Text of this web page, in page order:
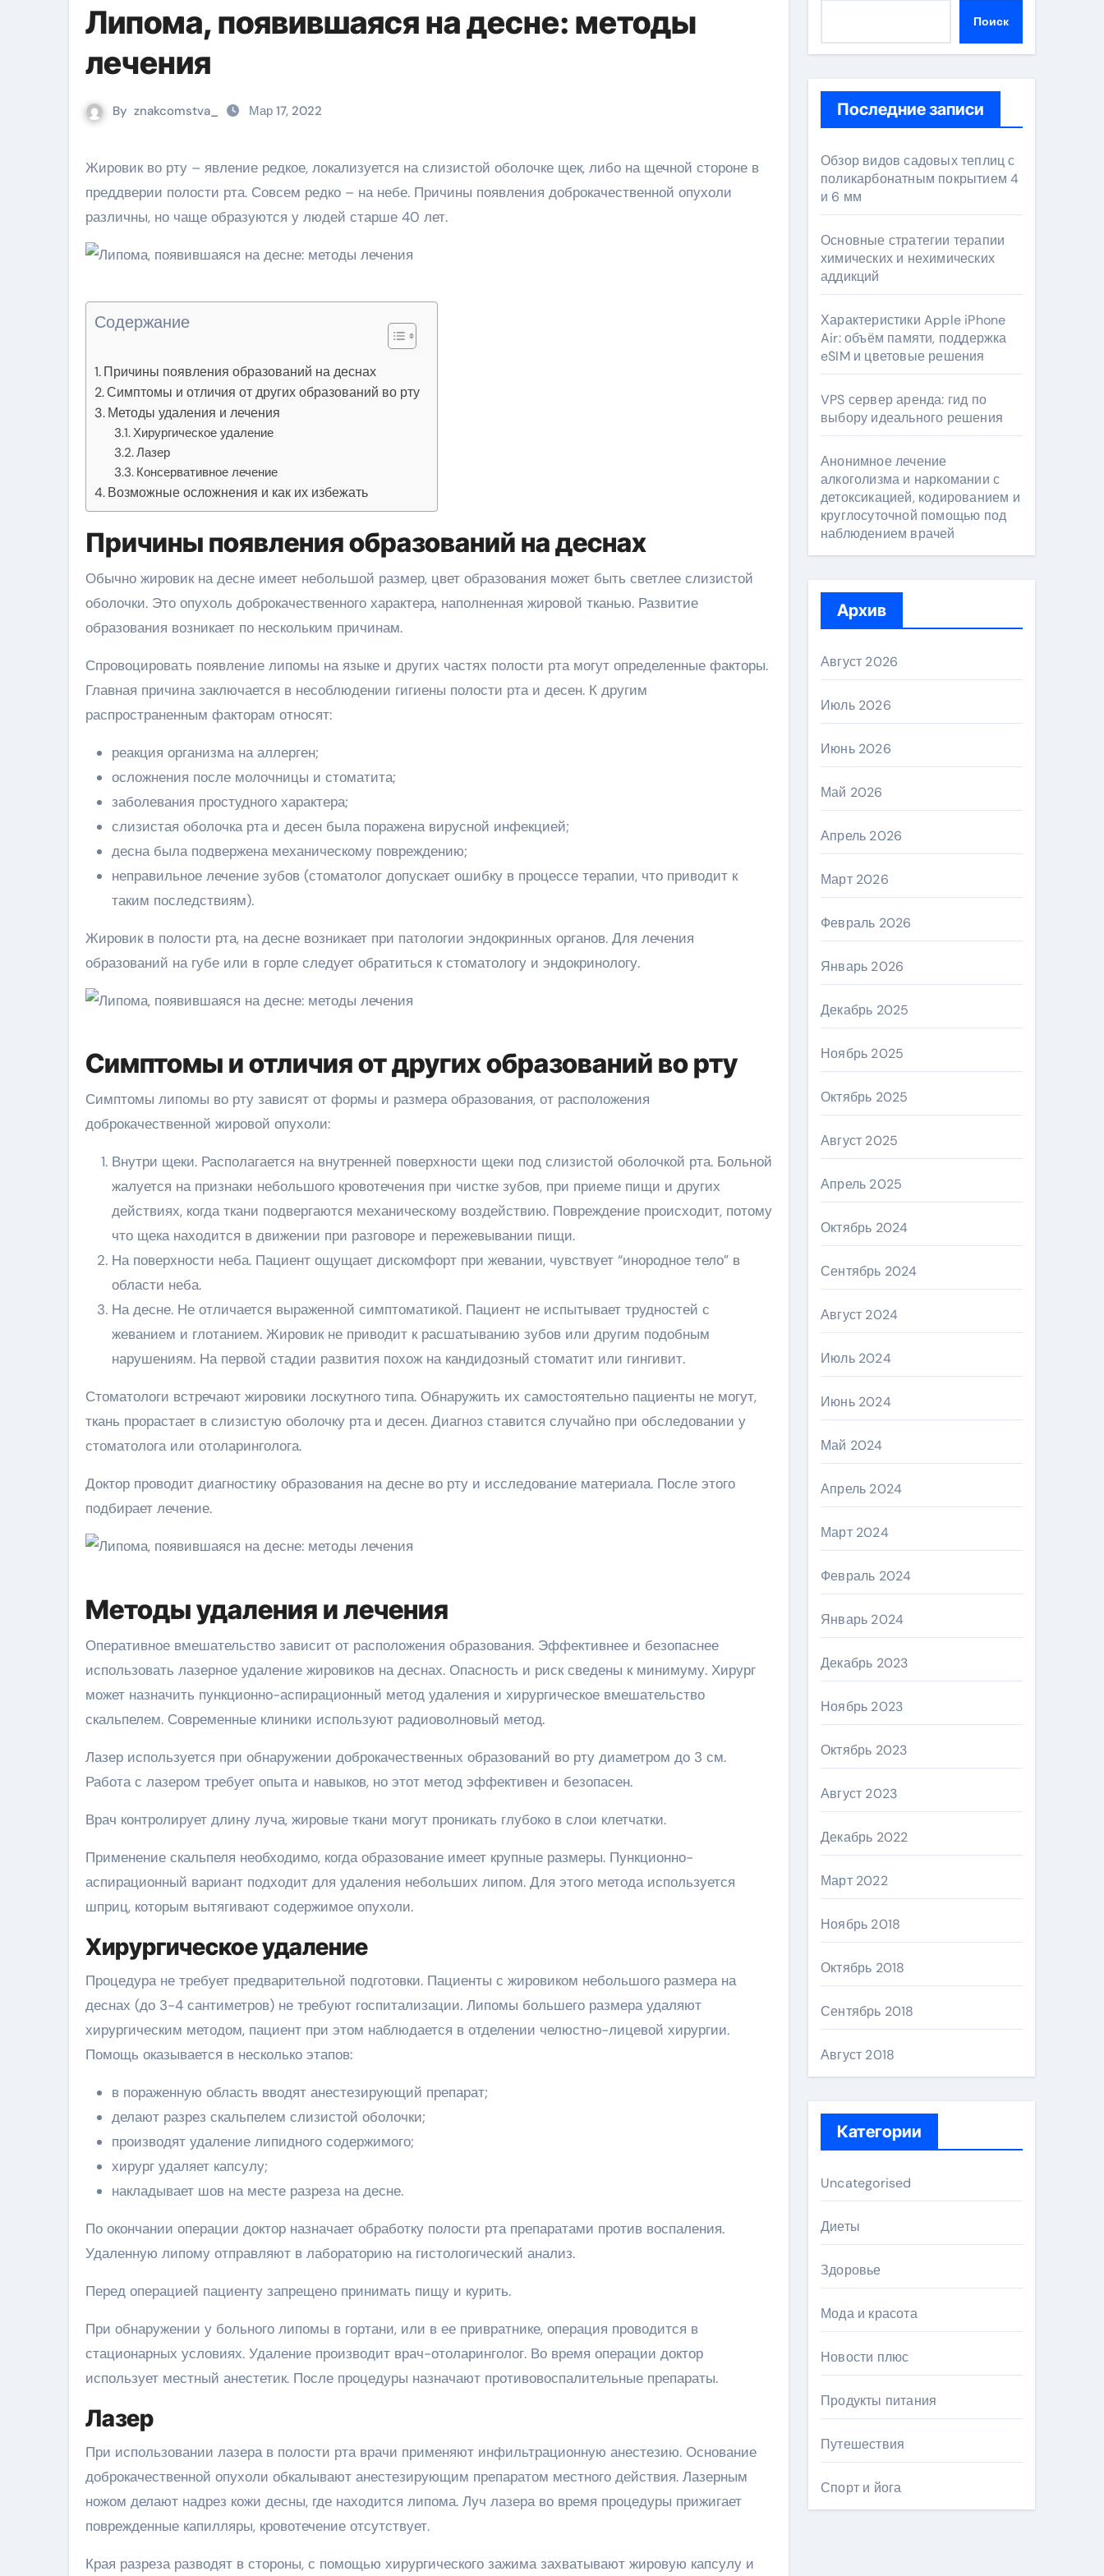
Липома, появившаяся на десне: методы
лечения
By znakcomstva_ Мар 17, 2022
Жировик во рту – явление редкое, локализуется на слизистой оболочке щек, либо на щечной стороне в
преддверии полости рта. Совсем редко – на небе. Причины появления доброкачественной опухоли
различны, но чаще образуются у людей старше 40 лет.
Содержание
Причины появления образований на деснах
Симптомы и отличия от других образований во рту
Методы удаления и лечения
Хирургическое удаление
Лазер
Консервативное лечение
Возможные осложнения и как их избежать
Причины появления образований на деснах
Обычно жировик на десне имеет небольшой размер, цвет образования может быть светлее слизистой
оболочки. Это опухоль доброкачественного характера, наполненная жировой тканью. Развитие
образования возникает по нескольким причинам.
Спровоцировать появление липомы на языке и других частях полости рта могут определенные факторы.
Главная причина заключается в несоблюдении гигиены полости рта и десен. К другим
распространенным факторам относят:
реакция организма на аллерген;
осложнения после молочницы и стоматита;
заболевания простудного характера;
слизистая оболочка рта и десен была поражена вирусной инфекцией;
десна была подвержена механическому повреждению;
неправильное лечение зубов (стоматолог допускает ошибку в процессе терапии, что приводит к
таким последствиям).
Жировик в полости рта, на десне возникает при патологии эндокринных органов. Для лечения
образований на губе или в горле следует обратиться к стоматологу и эндокринологу.
Симптомы и отличия от других образований во рту
Симптомы липомы во рту зависят от формы и размера образования, от расположения
доброкачественной жировой опухоли:
Внутри щеки. Располагается на внутренней поверхности щеки под слизистой оболочкой рта. Больной
жалуется на признаки небольшого кровотечения при чистке зубов, при приеме пищи и других
действиях, когда ткани подвергаются механическому воздействию. Повреждение происходит, потому
что щека находится в движении при разговоре и пережевывании пищи.
На поверхности неба. Пациент ощущает дискомфорт при жевании, чувствует “инородное тело” в
области неба.
На десне. Не отличается выраженной симптоматикой. Пациент не испытывает трудностей с
жеванием и глотанием. Жировик не приводит к расшатыванию зубов или другим подобным
нарушениям. На первой стадии развития похож на кандидозный стоматит или гингивит.
Стоматологи встречают жировики лоскутного типа. Обнаружить их самостоятельно пациенты не могут,
ткань прорастает в слизистую оболочку рта и десен. Диагноз ставится случайно при обследовании у
стоматолога или отоларинголога.
Доктор проводит диагностику образования на десне во рту и исследование материала. После этого
подбирает лечение.
Методы удаления и лечения
Оперативное вмешательство зависит от расположения образования. Эффективнее и безопаснее
использовать лазерное удаление жировиков на деснах. Опасность и риск сведены к минимуму. Хирург
может назначить пункционно-аспирационный метод удаления и хирургическое вмешательство
скальпелем. Современные клиники используют радиоволновый метод.
Лазер используется при обнаружении доброкачественных образований во рту диаметром до 3 см.
Работа с лазером требует опыта и навыков, но этот метод эффективен и безопасен.
Врач контролирует длину луча, жировые ткани могут проникать глубоко в слои клетчатки.
Применение скальпеля необходимо, когда образование имеет крупные размеры. Пункционно-
аспирационный вариант подходит для удаления небольших липом. Для этого метода используется
шприц, которым вытягивают содержимое опухоли.
Хирургическое удаление
Процедура не требует предварительной подготовки. Пациенты с жировиком небольшого размера на
деснах (до 3-4 сантиметров) не требуют госпитализации. Липомы большего размера удаляют
хирургическим методом, пациент при этом наблюдается в отделении челюстно-лицевой хирургии.
Помощь оказывается в несколько этапов:
в пораженную область вводят анестезирующий препарат;
делают разрез скальпелем слизистой оболочки;
производят удаление липидного содержимого;
хирург удаляет капсулу;
накладывает шов на месте разреза на десне.
По окончании операции доктор назначает обработку полости рта препаратами против воспаления.
Удаленную липому отправляют в лабораторию на гистологический анализ.
Перед операцией пациенту запрещено принимать пищу и курить.
При обнаружении у больного липомы в гортани, или в ее привратнике, операция проводится в
стационарных условиях. Удаление производит врач-отоларинголог. Во время операции доктор
использует местный анестетик. После процедуры назначают противовоспалительные препараты.
Лазер
При использовании лазера в полости рта врачи применяют инфильтрационную анестезию. Основание
доброкачественной опухоли обкалывают анестезирующим препаратом местного действия. Лазерным
ножом делают надрез кожи десны, где находится липома. Луч лазера во время процедуры прижигает
поврежденные капилляры, кровотечение отсутствует.
Края разреза разводят в стороны, с помощью хирургического зажима захватывают жировую капсулу и
Поиск
Последние записи
Обзор видов садовых теплиц с
поликарбонатным покрытием 4
и 6 мм
Основные стратегии терапии
химических и нехимических
аддикций
Характеристики Apple iPhone
Air: объём памяти, поддержка
eSIM и цветовые решения
VPS сервер аренда: гид по
выбору идеального решения
Анонимное лечение
алкоголизма и наркомании с
детоксикацией, кодированием и
круглосуточной помощью под
наблюдением врачей
Архив
Август 2026
Июль 2026
Июнь 2026
Май 2026
Апрель 2026
Март 2026
Февраль 2026
Январь 2026
Декабрь 2025
Ноябрь 2025
Октябрь 2025
Август 2025
Апрель 2025
Октябрь 2024
Сентябрь 2024
Август 2024
Июль 2024
Июнь 2024
Май 2024
Апрель 2024
Март 2024
Февраль 2024
Январь 2024
Декабрь 2023
Ноябрь 2023
Октябрь 2023
Август 2023
Декабрь 2022
Март 2022
Ноябрь 2018
Октябрь 2018
Сентябрь 2018
Август 2018
Категории
Uncategorised
Диеты
Здоровье
Мода и красота
Новости плюс
Продукты питания
Путешествия
Спорт и йога